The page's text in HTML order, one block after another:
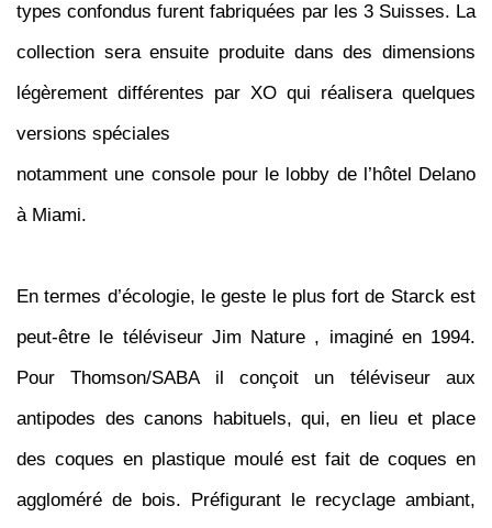
types confondus furent fabriquées par les 3 Suisses. La
collection sera ensuite produite dans des dimensions
légèrement différentes par XO qui réalisera quelques
versions spéciales
notamment une console pour le lobby de l’hôtel Delano
à Miami.
En termes d’écologie, le geste le plus fort de Starck est
peut-être le téléviseur Jim Nature , imaginé en 1994.
Pour Thomson/SABA il conçoit un téléviseur aux
antipodes des canons habituels, qui, en lieu et place
des coques en plastique moulé est fait de coques en
aggloméré de bois. Préfigurant le recyclage ambiant,